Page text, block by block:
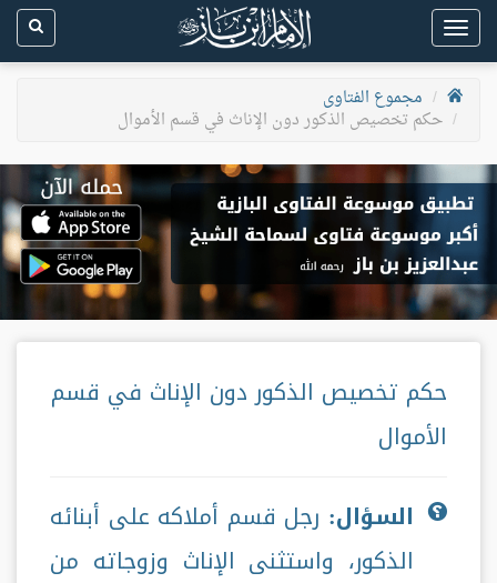
Toggle
navigation
مجموع الفتاوى
حكم تخصيص الذكور دون الإناث في قسم الأموال
حكم تخصيص الذكور دون الإناث في قسم
الأموال
السؤال: رجل قسم أملاكه على أبنائه
الذكور، واستثنى الإناث وزوجاته من